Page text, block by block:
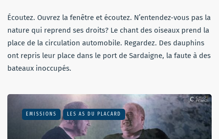
Écoutez. Ouvrez la fenêtre et écoutez. N’entendez-vous pas la
nature qui reprend ses droits? Le chant des oiseaux prend la
place de la circulation automobile. Regardez. Des dauphins
ont repris leur place dans le port de Sardaigne, la faute à des
bateaux inoccupés.
EMISSIONS LES AS DU PLACARD